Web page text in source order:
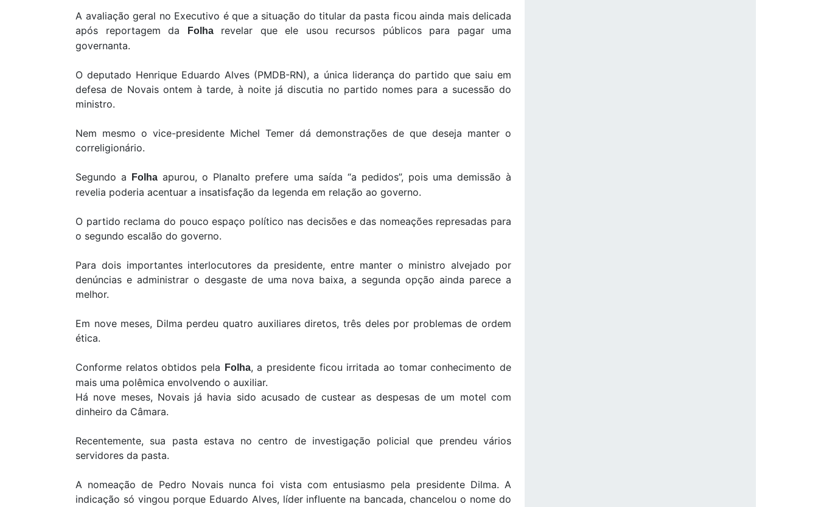
A avaliação geral no Executivo é que a situação do titular da pasta ficou ainda mais delicada
após reportagem da
Folharevelar que ele usou recursos públicos para pagar uma
governanta.
O deputado Henrique Eduardo Alves (PMDB-RN), a única liderança do partido que saiu em
defesa de Novais ontem à tarde, à noite já discutia no partido nomes para a sucessão do
ministro.
Nem mesmo o vice-presidente Michel Temer dá demonstrações de que deseja manter o
correligionário.
Segundo a Folha apurou, o Planalto prefere uma saída “a pedidos”, pois uma demissão à
revelia poderia acentuar a insatisfação da legenda em relação ao governo.
O partido reclama do pouco espaço político nas decisões e das nomeações represadas para
o segundo escalão do governo.
Para dois importantes interlocutores da presidente, entre manter o ministro alvejado por
denúncias e administrar o desgaste de uma nova baixa, a segunda opção ainda parece a
melhor.
Em nove meses, Dilma perdeu quatro auxiliares diretos, três deles por problemas de ordem
ética.
Conforme relatos obtidos pela Folha, a presidente ficou irritada ao tomar conhecimento de
mais uma polêmica envolvendo o auxiliar.
Há nove meses, Novais já havia sido acusado de custear as despesas de um motel com
dinheiro da Câmara.
Recentemente, sua pasta estava no centro de investigação policial que prendeu vários
servidores da pasta.
A nomeação de Pedro Novais nunca foi vista com entusiasmo pela presidente Dilma. A
indicação só vingou porque Eduardo Alves, líder influente na bancada, chancelou o nome do